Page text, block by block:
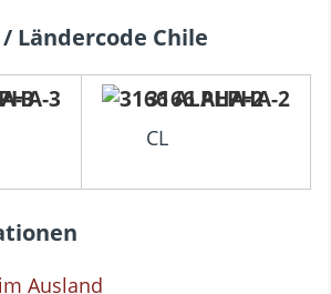
Ländercode Chile
3 3166 ALPHA-2
CL
Ausland